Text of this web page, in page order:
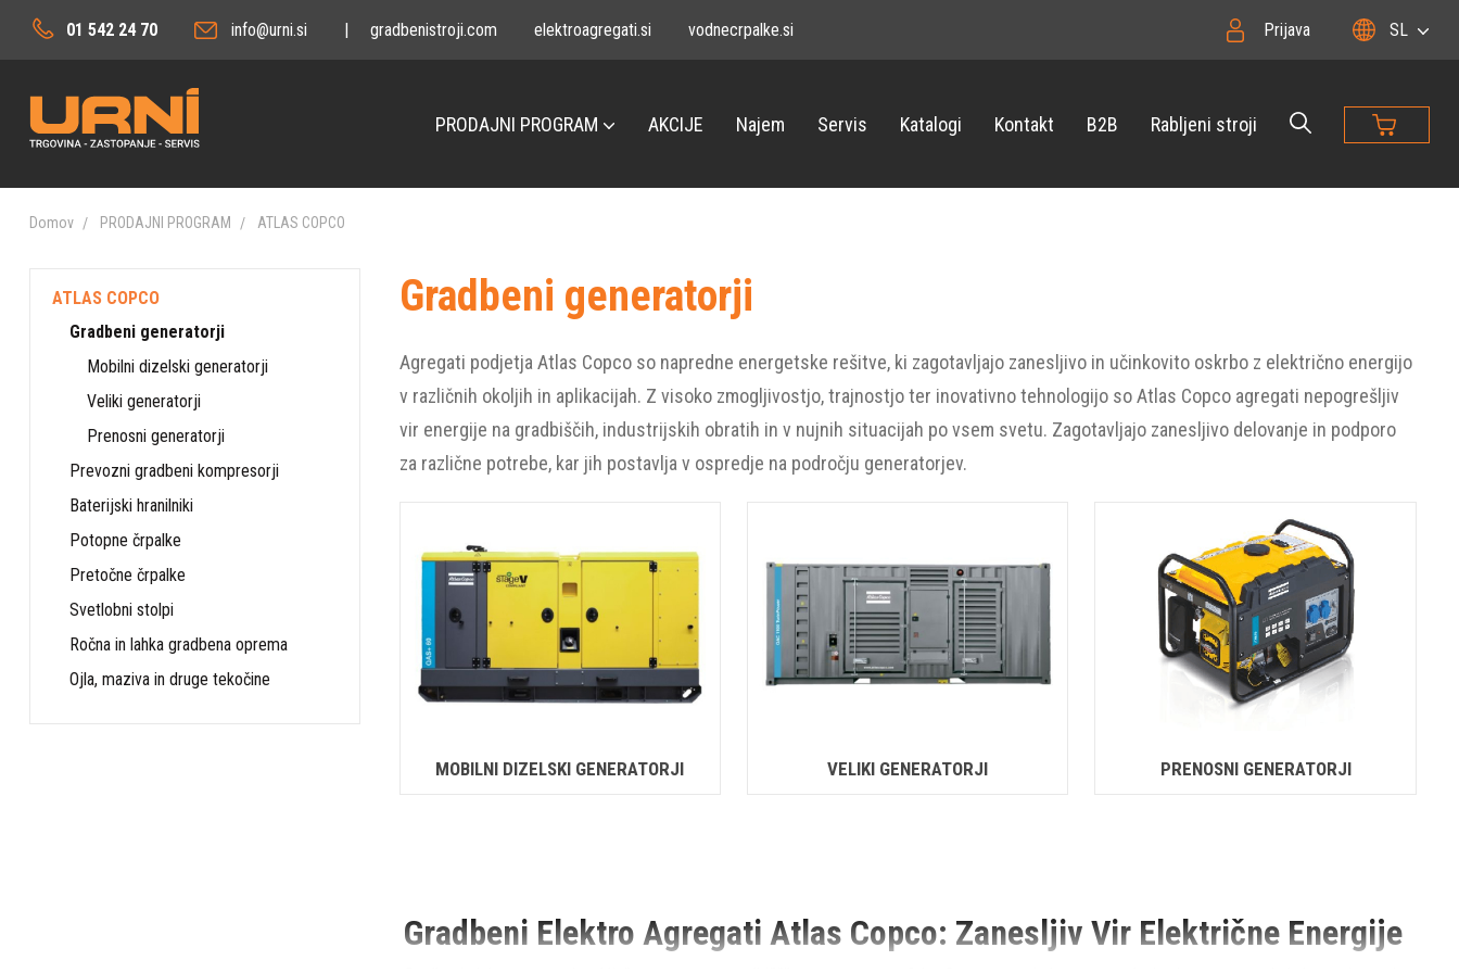
01 542 24 70 info@urni.si | gradbenistroji.com elektroagregati.si vodnecrpalke.si Prijava SL
PRODAJNI PROGRAM AKCIJE Najem Servis Katalogi Kontakt B2B Rabljeni stroji
Domov PRODAJNI PROGRAM ATLAS COPCO
ATLAS COPCO
Gradbeni generatorji
Mobilni dizelski generatorji
Veliki generatorji
Prenosni generatorji
Prevozni gradbeni kompresorji
Baterijski hranilniki
Potopne črpalke
Pretočne črpalke
Svetlobni stolpi
Ročna in lahka gradbena oprema
Ojla, maziva in druge tekočine
Gradbeni generatorji
Agregati podjetja Atlas Copco so napredne energetske rešitve, ki zagotavljajo zanesljivo in učinkovito oskrbo z električno energijo
v različnih okoljih in aplikacijah. Z visoko zmogljivostjo, trajnostjo ter inovativno tehnologijo so Atlas Copco agregati nepogrešljiv
vir energije na gradbiščih, industrijskih obratih in v nujnih situacijah po vsem svetu. Zagotavljajo zanesljivo delovanje in podporo
za različne potrebe, kar jih postavlja v ospredje na področju generatorjev.
MOBILNI DIZELSKI GENERATORJI VELIKI GENERATORJI PRENOSNI GENERATORJI
Gradbeni Elektro Agregati Atlas Copco: Zanesljiv Vir Električne Energije